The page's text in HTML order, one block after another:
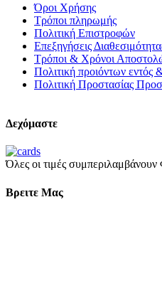
Όροι Χρήσης
Τρόποι πληρωμής
Πολιτική Επιστροφών
Επεξηγήσεις
Τρόποι & Χρόνοι
Πολιτική προιόντων εντός
Πολιτική Προστασίας
Δεχόμαστε
Όλες οι τιμές
Βρειτε Μας